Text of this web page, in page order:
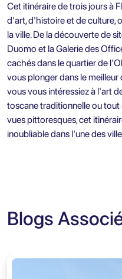
Cet itinéraire de trois jours à
d'art, d'histoire et de culture,
la ville. De la découverte de
Duomo et la Galerie des
cachés dans le quartier de
vous plonger dans le meilleur
vous vous intéressiez à l'art
toscane traditionnelle ou
vues pittoresques, cet
inoubliable dans l'une des
Blogs